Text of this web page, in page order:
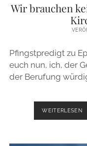
Wir brauchen
Pfingstpredigt zu
euch nun, ich, der
der Berufung
WEITERLESEN